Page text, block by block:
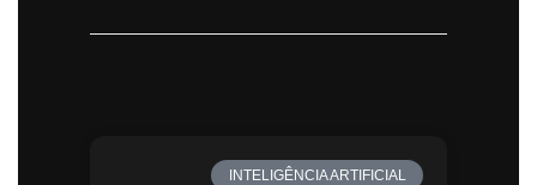
INTELIGÊNCIA ARTIFICIAL